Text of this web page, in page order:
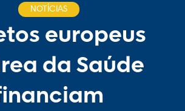
NOTÍCIAS
europeus
da Saúde